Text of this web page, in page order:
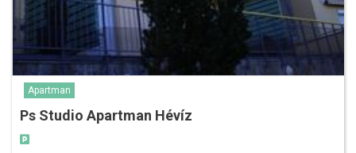
Apartman
Ps Studio Apartman Hévíz